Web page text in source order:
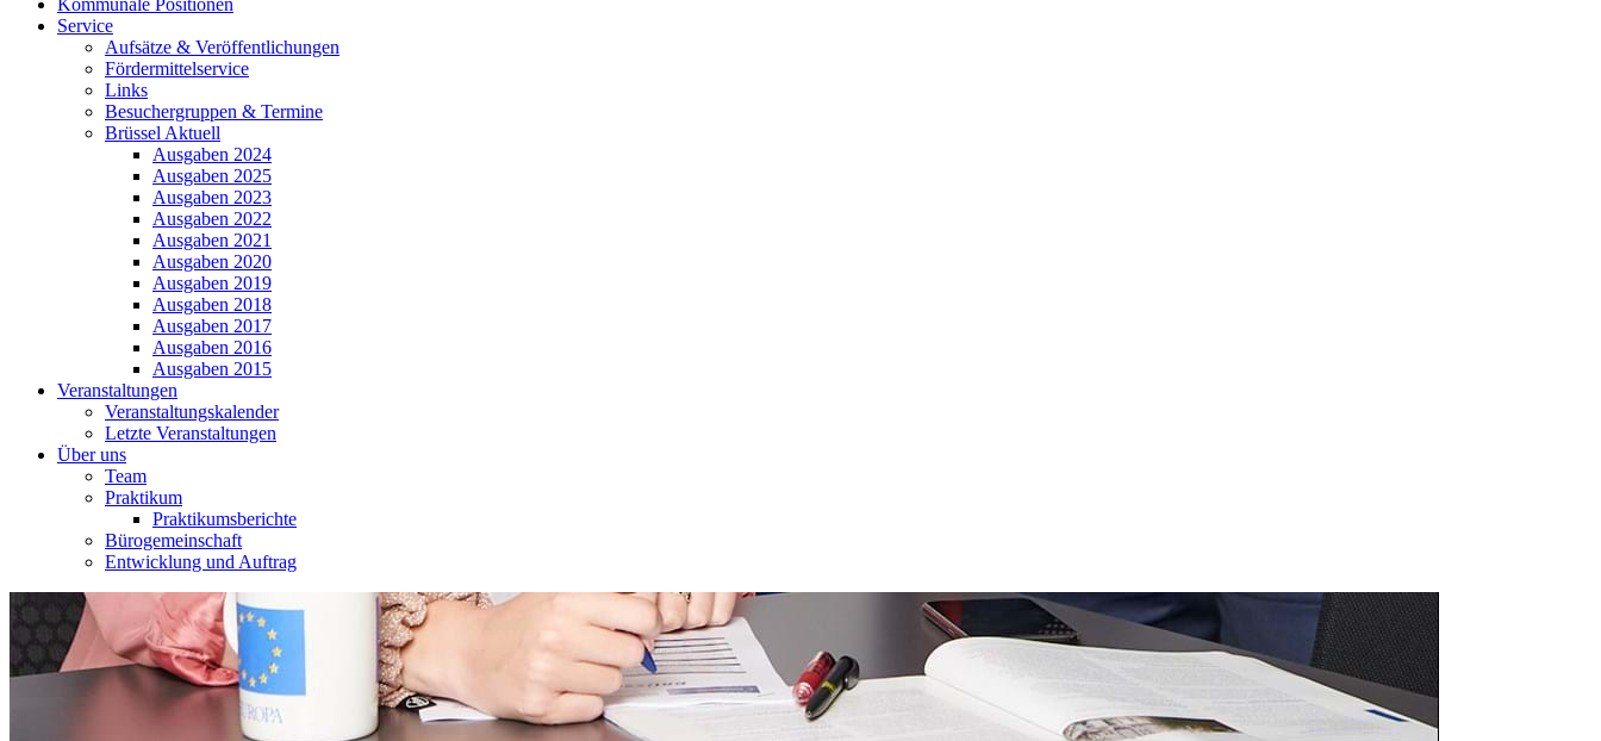
Kommunale Positionen
Service
Aufsätze & Veröffentlichungen
Fördermittelservice
Links
Besuchergruppen & Termine
Brüssel Aktuell
Ausgaben 2024
Ausgaben 2025
Ausgaben 2023
Ausgaben 2022
Ausgaben 2021
Ausgaben 2020
Ausgaben 2019
Ausgaben 2018
Ausgaben 2017
Ausgaben 2016
Ausgaben 2015
Veranstaltungen
Veranstaltungskalender
Letzte Veranstaltungen
Über uns
Team
Praktikum
Praktikumsberichte
Bürogemeinschaft
Entwicklung und Auftrag